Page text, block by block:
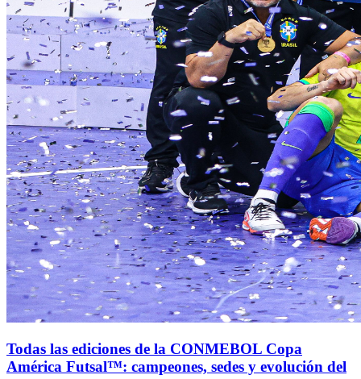
Todas las ediciones de la CONMEBOL Copa
América Futsal™: campeones, sedes y evolución del